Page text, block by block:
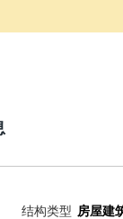
结构类型 房屋建